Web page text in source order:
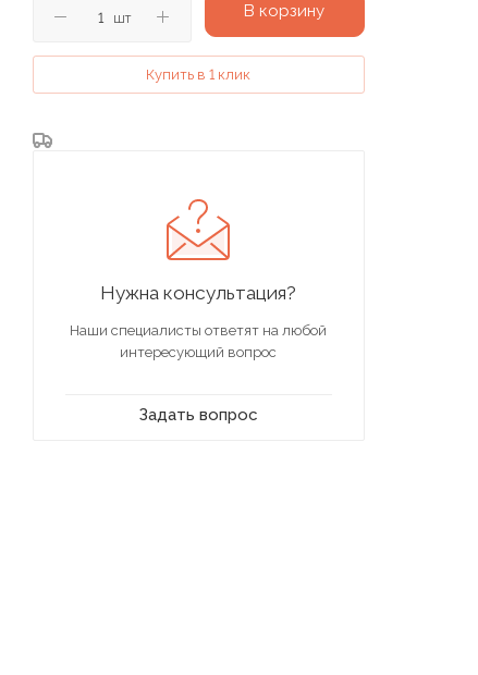
шт В корзину
Купить в 1 клик
Нужна консультация?
Наши специалисты ответят на любой
интересующий вопрос
Задать вопрос